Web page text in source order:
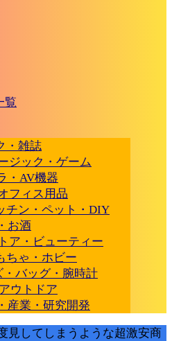
覧
・雑誌
ジック・ゲーム
・AV機器
フィス用品
チン・ペット・DIY
お酒
ア・ビューティー
ちゃ・ホビー
・バッグ・腕時計
ウトドア
産業・研究開発
見してしまうような超激安商